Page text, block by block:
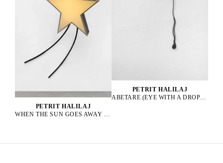
PETRIT HALILAJ
PETRIT HALILAJ
ABETARE (EYE WITH A DROP), 2025